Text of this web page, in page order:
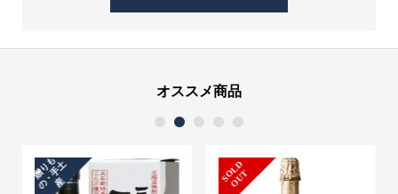
オススメ商品
贈
り
も
の
・
手
土
産 S
O
L
D
O
U
T
2